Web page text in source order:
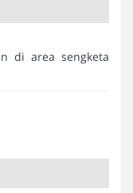
di area sengketa